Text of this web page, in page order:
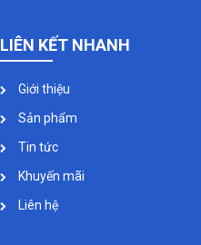
LIÊN KẾT NHANH
Giới thiệu
Sản phẩm
Tin tức
Khuyến mãi
Liên hệ